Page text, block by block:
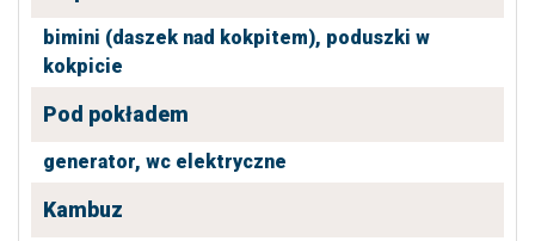
bimini (daszek nad kokpitem), poduszki w
kokpicie
Pod pokładem
generator, wc elektryczne
Kambuz